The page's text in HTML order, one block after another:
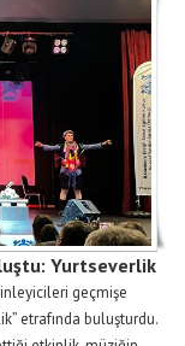
Yurtseverlik
geçmişe
etrafında buluşturdu.